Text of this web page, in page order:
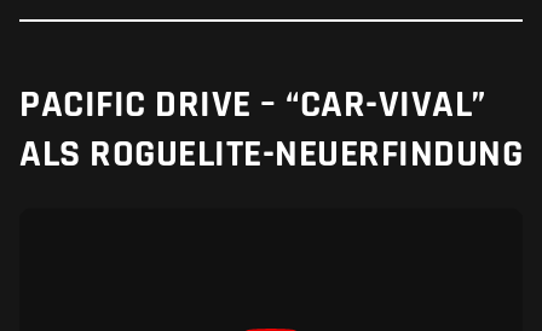
PACIFIC DRIVE – “CAR-VIVAL”
ALS ROGUELITE-NEUERFINDUNG